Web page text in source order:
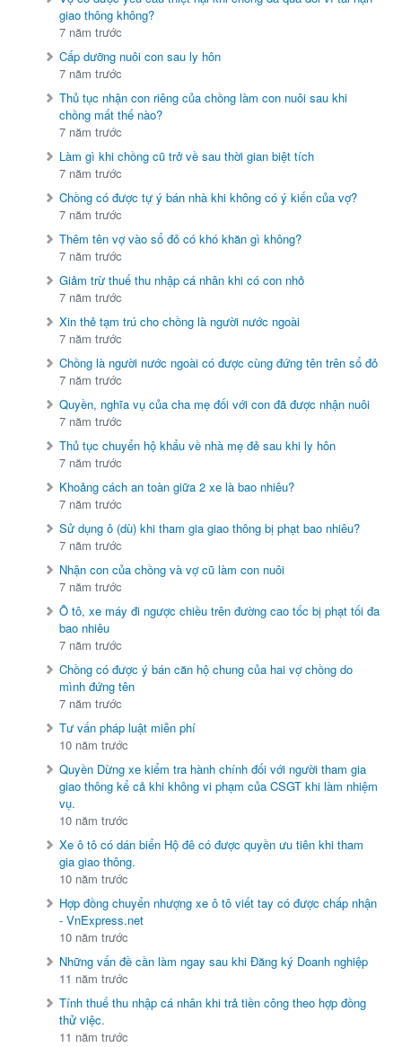
giao thông không?
7 năm trước
Cấp dưỡng nuôi con sau ly hôn
7 năm trước
Thủ tục nhận con riêng của chồng làm con nuôi sau khi
chồng mất thế nào?
7 năm trước
Làm gì khi chồng cũ trở về sau thời gian biệt tích
7 năm trước
Chồng có được tự ý bán nhà khi không có ý kiến của vợ?
7 năm trước
Thêm tên vợ vào sổ đỏ có khó khăn gì không?
7 năm trước
Giảm trừ thuế thu nhập cá nhân khi có con nhỏ
7 năm trước
Xin thẻ tạm trú cho chồng là người nước ngoài
7 năm trước
Chồng là người nước ngoài có được cùng đứng tên trên sổ đỏ
7 năm trước
Quyền, nghĩa vụ của cha mẹ đối với con đã được nhận nuôi
7 năm trước
Thủ tục chuyển hộ khẩu về nhà mẹ đẻ sau khi ly hôn
7 năm trước
Khoảng cách an toàn giữa 2 xe là bao nhiêu?
7 năm trước
Sử dụng ô (dù) khi tham gia giao thông bị phạt bao nhiêu?
7 năm trước
Nhận con của chồng và vợ cũ làm con nuôi
7 năm trước
Ô tô, xe máy đi ngược chiều trên đường cao tốc bị phạt tối đa
bao nhiêu
7 năm trước
Chồng có được ý bán căn hộ chung của hai vợ chồng do
mình đứng tên
7 năm trước
Tư vấn pháp luật miễn phí
10 năm trước
Quyền Dừng xe kiểm tra hành chính đối với người tham gia
giao thông kể cả khi không vi phạm của CSGT khi làm nhiệm
vụ.
10 năm trước
Xe ô tô có dán biển Hộ đê có được quyền ưu tiên khi tham
gia giao thông.
10 năm trước
Hợp đồng chuyển nhượng xe ô tô viết tay có được chấp nhận
- VnExpress.net
10 năm trước
Những vấn đề cần làm ngay sau khi Đăng ký Doanh nghiệp
11 năm trước
Tính thuế thu nhập cá nhân khi trả tiền công theo hợp đồng
thử việc.
11 năm trước